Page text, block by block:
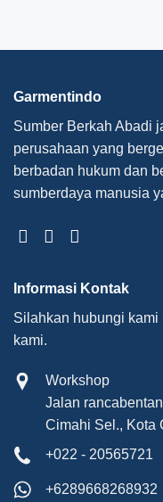
Garmentindo
Sumber Berkah Abadi
perusahaan yang
berbadan hukum dan
sumberdaya manusia
Informasi Kontak
Silahkan hubungi
kami.
Workshop
Jalan
Cimahi Sel., Kota
+022 - 20565721
+6289668268932